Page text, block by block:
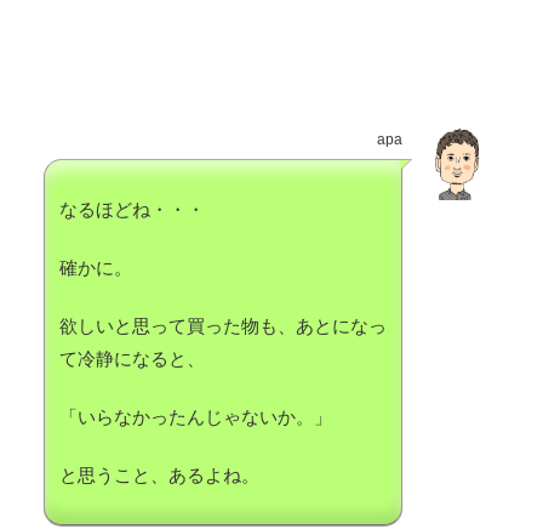
apa
なるほどね・・・
確かに。
欲しいと思って買った物も、あとになっ
て冷静になると、
「いらなかったんじゃないか。」
と思うこと、あるよね。